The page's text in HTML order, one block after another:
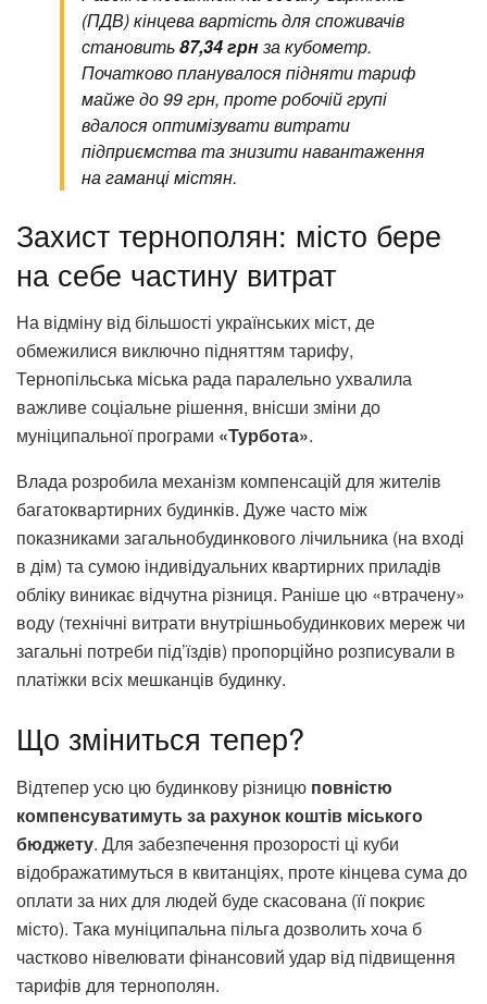
(ПДВ) кінцева вартість для споживачів
становить87,34 грнза кубометр.
Початково планувалося підняти тариф
майже до 99 грн, проте робочій групі
вдалося оптимізувати витрати
підприємства та знизити навантаження
на гаманці містян.
Захист тернополян: місто бере
на себе частину витрат
На відміну від більшості українських міст, де
обмежилися виключно підняттям тарифу,
Тернопільська міська рада паралельно ухвалила
важливе соціальне рішення, внісши зміни до
муніципальної програми «Турбота».
Влада розробила механізм компенсацій для жителів
багатоквартирних будинків. Дуже часто між
показниками загальнобудинкового лічильника (на вході
в дім) та сумою індивідуальних квартирних приладів
обліку виникає відчутна різниця. Раніше цю «втрачену»
воду (технічні витрати внутрішньобудинкових мереж чи
загальні потреби під’їздів) пропорційно розписували в
платіжки всіх мешканців будинку.
Що зміниться тепер?
Відтепер усю цю будинкову різницю повністю
компенсуватимуть за рахунок коштів міського
бюджету. Для забезпечення прозорості ці куби
відображатимуться в квитанціях, проте кінцева сума до
оплати за них для людей буде скасована (її покриє
місто). Така муніципальна пільга дозволить хоча б
частково нівелювати фінансовий удар від підвищення
тарифів для тернополян.